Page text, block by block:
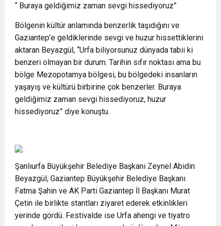
“ Buraya geldiğimiz zaman sevgi hissediyoruz”
Bölgenin kültür anlamında benzerlik taşıdığını ve
Gaziantep’e geldiklerinde sevgi ve huzur hissettiklerini
aktaran Beyazgül, “Urfa biliyorsunuz dünyada tabii ki
benzeri olmayan bir durum. Tarihin sıfır noktası ama bu
bölge Mezopotamya bölgesi, bu bölgedeki insanların
yaşayış ve kültürü birbirine çok benzerler. Buraya
geldiğimiz zaman sevgi hissediyoruz, huzur
hissediyoruz” diye konuştu.
Şanlıurfa Büyükşehir Belediye Başkanı Zeynel Abidin
Beyazgül, Gaziantep Büyükşehir Belediye Başkanı
Fatma Şahin ve AK Parti Gaziantep İl Başkanı Murat
Çetin ile birlikte stantları ziyaret ederek etkinlikleri
yerinde gördü. Festivalde ise Urfa ahengi ve tiyatro